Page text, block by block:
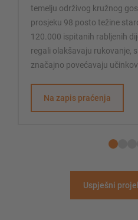
temelju održivog kružnog
prosjeku 98 posto težine
120.000 ispitanih rabljenih
regali olakšavaju rukovanje,
značajno povećavaju
Na zapis praćenja
Uspješni